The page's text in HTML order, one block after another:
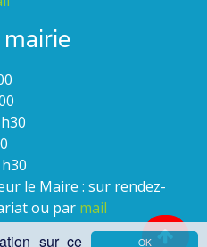
OK
sur ce
le Maire : sur rendez-
ou par mail